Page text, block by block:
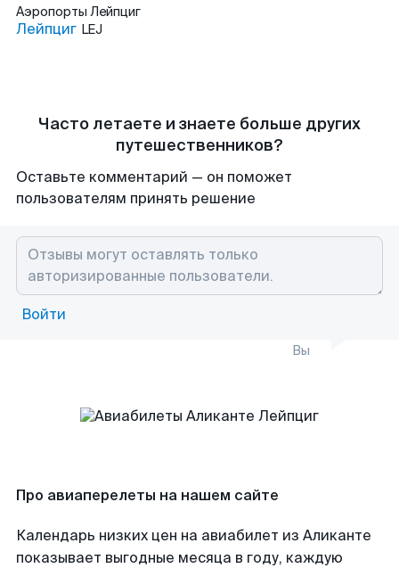
Аэропорты Лейпциг
Лейпциг LEJ
Часто летаете и знаете больше других
путешественников?
Оставьте комментарий — он поможет
пользователям принять решение
Войти
Вы
Про авиаперелеты на нашем сайте
Календарь низких цен на авиабилет из Аликанте
показывает выгодные месяца в году, каждую